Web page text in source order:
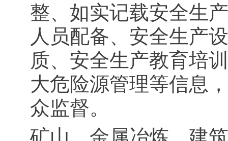
整、如实记载安全生
人员配备、安全生产
质、安全生产教育培
大危险源管理等信息
众监督。